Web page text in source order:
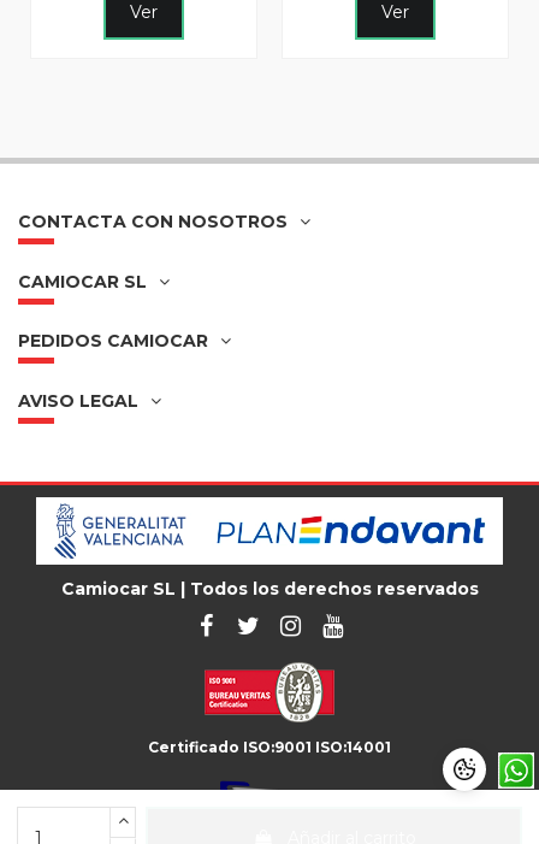
Ver Ver
CONTACTA CON NOSOTROS
CAMIOCAR SL
PEDIDOS CAMIOCAR
AVISO LEGAL
Camiocar SL | Todos los derechos reservados
Certificado ISO:9001 ISO:14001